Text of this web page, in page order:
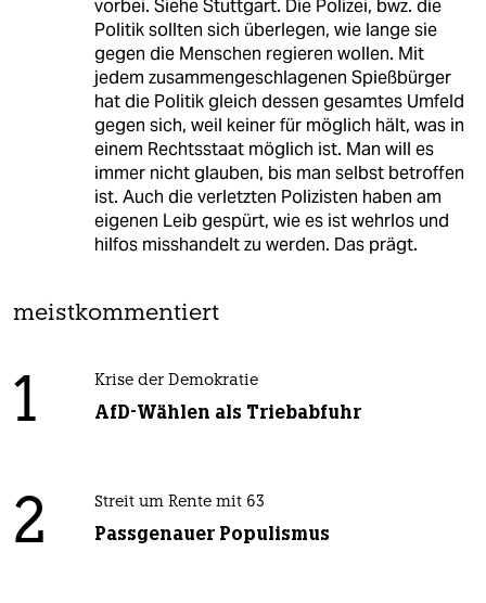
vorbei. Siehe Stuttgart. Die Polizei, bwz. die
Politik sollten sich überlegen, wie lange sie
gegen die Menschen regieren wollen. Mit
jedem zusammengeschlagenen Spießbürger
hat die Politik gleich dessen gesamtes Umfeld
gegen sich, weil keiner für möglich hält, was in
einem Rechtsstaat möglich ist. Man will es
immer nicht glauben, bis man selbst betroffen
ist. Auch die verletzten Polizisten haben am
eigenen Leib gespürt, wie es ist wehrlos und
hilfos misshandelt zu werden. Das prägt.
meistkommentiert
1 Krise der Demokratie
AfD-Wählen als Triebabfuhr
2 Streit um Rente mit 63
Passgenauer Populismus